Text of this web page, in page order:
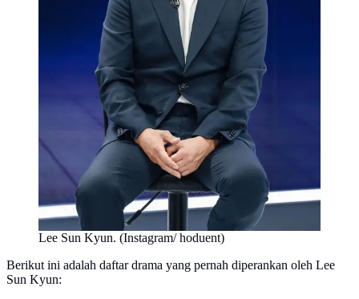
Lee Sun Kyun. (Instagram/ hoduent)
Berikut ini adalah daftar drama yang pernah diperankan oleh Lee
Sun Kyun: